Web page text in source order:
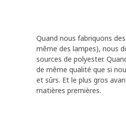
Quand nous fabriquons
même des lampes), nous
sources de polyester.
de même qualité que si
et sûrs. Et le plus gros
matières premières.